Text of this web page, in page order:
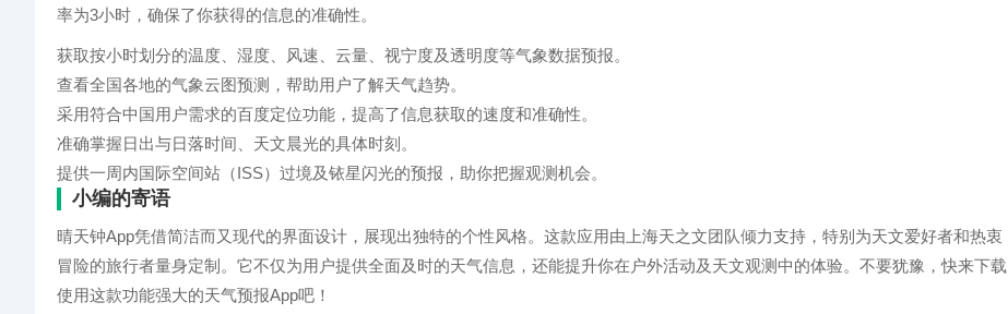
率为3小时，确保了你获得的信息的准确性。
获取按小时划分的温度、湿度、风速、云量、视宁度及透明度等气象数据预报。
查看全国各地的气象云图预测，帮助用户了解天气趋势。
采用符合中国用户需求的百度定位功能，提高了信息获取的速度和准确性。
准确掌握日出与日落时间、天文晨光的具体时刻。
提供一周内国际空间站（ISS）过境及铱星闪光的预报，助你把握观测机会。
小编的寄语
晴天钟App凭借简洁而又现代的界面设计，展现出独特的个性风格。这款应用由上海天之文团队倾力支持，特别为天文爱好者和热衷
冒险的旅行者量身定制。它不仅为用户提供全面及时的天气信息，还能提升你在户外活动及天文观测中的体验。不要犹豫，快来下载
使用这款功能强大的天气预报App吧！